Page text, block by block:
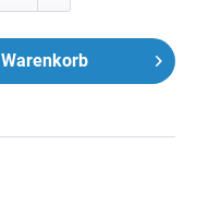
Warenkorb